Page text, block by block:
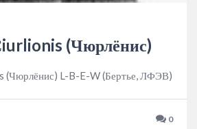
(Чюрлёнис)
(Чюрлёнис) L-B-E-W (Бертье, ЛФЭВ)
0